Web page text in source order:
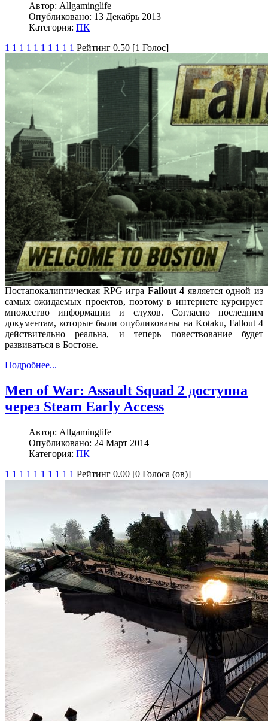
Автор: Allgaminglife
Опубликовано: 13 Декабрь 2013
Категория: ПК
1 1 1 1 1 1 1 1 1 1 Рейтинг 0.50 [1 Голос]
Постапокалиптическая RPG игра Fallout 4 является одной из
самых ожидаемых проектов, поэтому в интернете курсирует
множество информации и слухов. Согласно последним
документам, которые были опубликованы на Kotaku, Fallout 4
действительно реальна, и теперь повествование будет
развиваться в Бостоне.
Подробнее...
Men of War: Assault Squad 2 доступна
через Steam Early Access
Автор: Allgaminglife
Опубликовано: 24 Март 2014
Категория: ПК
1 1 1 1 1 1 1 1 1 1 Рейтинг 0.00 [0 Голоса (ов)]